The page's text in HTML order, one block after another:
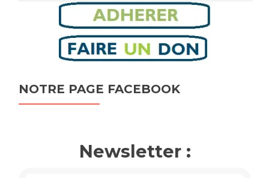
NOTRE PAGE FACEBOOK
Newsletter :